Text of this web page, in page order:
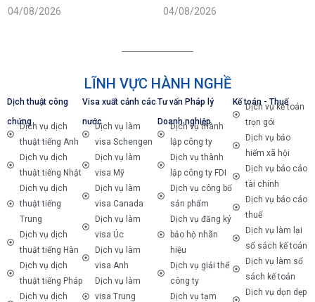
04/08/2026
Hà Nội
04/08/2026
LĨNH VỰC HÀNH NGHỀ
Dịch thuật công
chứngDịch vụ dịch
thuật tiếng Anh
Dịch vụ dịch
thuật tiếng Nhật
Dịch vụ dịch
thuật tiếng
Trung
Dịch vụ dịch
thuật tiếng Hàn
Dịch vụ dịch
thuật tiếng Pháp
Dịch vụ dịch
Visa xuất cảnh các
nướcDịch vụ làm
visa Schengen
Dịch vụ làm
visa Mỹ
Dịch vụ làm
visa Canada
Dịch vụ làm
visa Úc
Dịch vụ làm
visa Anh
Dịch vụ làm
visa Trung
Tư vấn Pháp lý
Doanh nghiệp
Dịch vụ thành
lập công ty
Dịch vụ thành
lập công ty FDI
Dịch vụ công bố
sản phẩm
Dịch vụ đăng ký
bảo hộ nhãn
hiệu
Dịch vụ giải thể
công ty
Dịch vụ tạm
Kế toán - Thuế
Dịch vụ kế toán
trọn gói
Dịch vụ bảo
hiểm xã hội
Dịch vụ báo cáo
tài chính
Dịch vụ báo cáo
thuế
Dịch vụ làm lại
sổ sách kế toán
Dịch vụ làm sổ
sách kế toán
Dịch vụ dọn dẹp